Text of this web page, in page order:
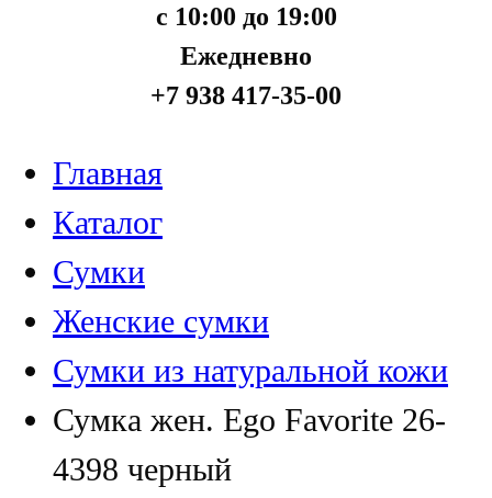
с 10:00 до 19:00
Ежедневно
+7 938 417-35-00
Главная
Каталог
Сумки
Женские сумки
Сумки из натуральной кожи
Сумка жен. Ego Favorite 26-
4398 черный